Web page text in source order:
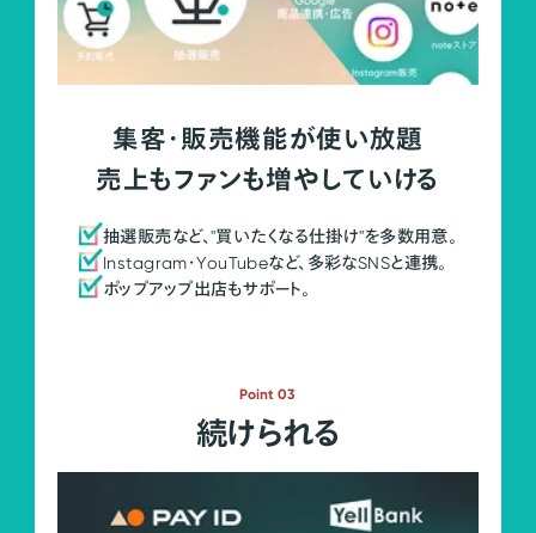
集客・販売機能が使い放題
売上もファンも増やしていける
抽選販売など、"買いたくなる仕掛け"を多数用意。
Instagram・YouTubeなど、多彩なSNSと連携。
ポップアップ出店もサポート。
Point 03
続けられる